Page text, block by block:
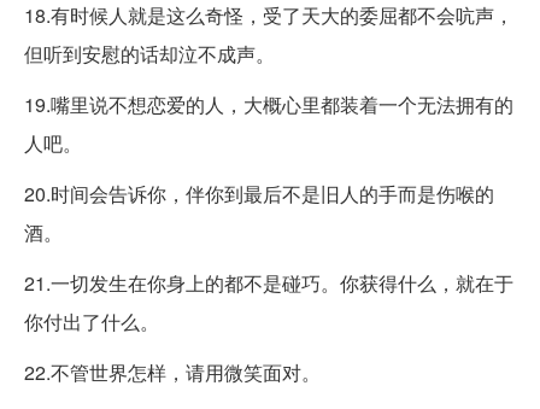
18.有时候人就是这么奇怪，受了天大的委屈都不会吭声，
但听到安慰的话却泣不成声。
19.嘴里说不想恋爱的人，大概心里都装着一个无法拥有的
人吧。
20.时间会告诉你，伴你到最后不是旧人的手而是伤喉的
酒。
21.一切发生在你身上的都不是碰巧。你获得什么，就在于
你付出了什么。
22.不管世界怎样，请用微笑面对。